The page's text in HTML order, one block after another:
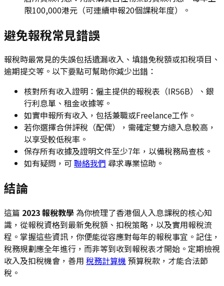
限100,000港元（可連續申報20個課稅年度）。
避免報稅常見錯誤
報稅時最常見的失誤包括遺漏收入、填錯免稅額或扣稅項目、
逾期提交等。以下要點可幫助你減少出錯：
核對所有收入證明：僱主提供的報稅表（IR56B）、銀
行利息單、租金收據等。
如實申報所有收入，包括兼職或Freelance工作。
若你選擇合併評稅（配偶），需確定雙方總入息較高，
以享受較低稅率。
保存所有收據及證明文件至少7年，以備稅務局查核。
如有疑問，可聯絡我們 尋求專業協助。
結論
這篇 2023 報稅教學 為你梳理了香港個人入息課稅的核心知
識，從報稅資格到最新免稅額、扣稅策略，以及實用報稅流
程。掌握這些資訊，你便能從容應對每年的報稅事宜。記住，
稅務規劃應全年進行，而非等到收到報稅表才開始。定期檢視
收入及扣稅機會，善用 稅務計算機 預算稅款，才能合法節
稅。